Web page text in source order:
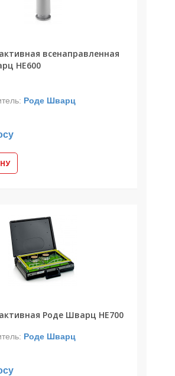
всенаправленная
HE600
Роде Шварц
Роде Шварц HE700
Роде Шварц